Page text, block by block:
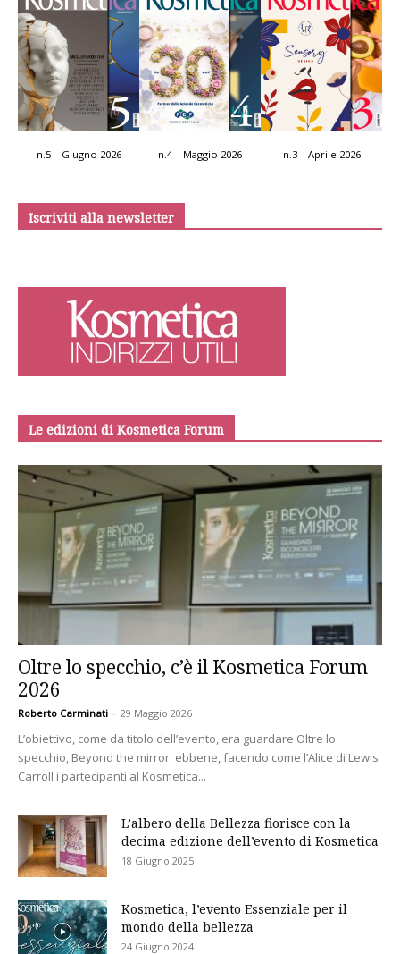
n.5 – Giugno 2026 n.4 – Maggio 2026 n.3 – Aprile 2026
Iscriviti alla newsletter
Le edizioni di Kosmetica Forum
Oltre lo specchio, c’è il Kosmetica Forum
2026
Roberto Carminati - 29 Maggio 2026
L’obiettivo, come da titolo dell’evento, era guardare Oltre lo
specchio, Beyond the mirror: ebbene, facendo come l’Alice di Lewis
Carroll i partecipanti al Kosmetica...
L’albero della Bellezza fiorisce con la
decima edizione dell’evento di Kosmetica
18 Giugno 2025
Kosmetica, l’evento Essenziale per il
mondo della bellezza
24 Giugno 2024